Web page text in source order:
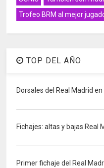
Trofeo BRM al mejor
TOP DEL AÑO
Dorsales del Real Madrid
Fichajes: altas y bajas Real
Primer fichaje del Real